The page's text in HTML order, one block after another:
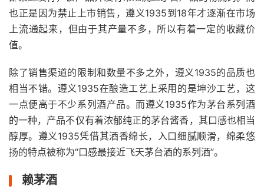
也正是因为禁止上市销售，遵义1935到18年才逐渐在市场
上流通起来，但由于其产量不多，所以有着一定的收藏价
值。
除了销售渠道的限制和数量不多之外，遵义1935的品质也
相当不错。遵义1935在酿造工艺上采用的是坤沙工艺，这
一点便高于不少系列酒产品。而遵义1935作为茅台系列酒
的一种，产品不仅有着浓郁纯正的茅台酱香，其口感也相当
醇厚。遵义1935凭借其酒香绵长，入口细腻顺滑，绵柔悠
扬的特点被称为“口感最接近飞天茅台酒的系列酒”。
赖茅酒